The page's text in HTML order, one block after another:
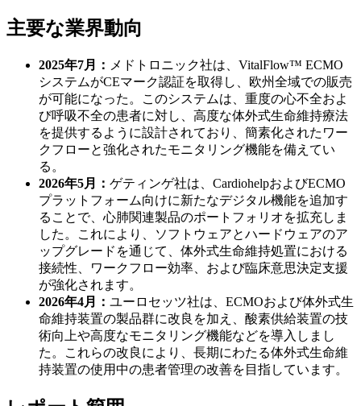
主要な業界動向
2025年7月： メドトロニック社は、VitalFlow™ ECMO
システムがCEマーク認証を取得し、欧州全域での販売
が可能になった。このシステムは、重度の心不全およ
び呼吸不全の患者に対し、高度な体外式生命維持療法
を提供するように設計されており、簡素化されたワー
クフローと強化されたモニタリング機能を備えてい
る。
2026年5月： ゲティンゲ社は、CardiohelpおよびECMO
プラットフォーム向けに新たなデジタル機能を追加す
ることで、心肺関連製品のポートフォリオを拡充しま
した。これにより、ソフトウェアとハ​​ードウェアのア
ップグレードを通じて、体外式生命維持処置における
接続性、ワークフロー効率、および臨床意思決定支援
が強化されます。
2026年4月： ユーロセッツ社は、ECMOおよび体外式生
命維持装置の製品群に改良を加え、酸素供給装置の技
術向上や高度なモニタリング機能などを導入しまし
た。これらの改良により、長期にわたる体外式生命維
持装置の使用中の患者管理の改善を目指しています。